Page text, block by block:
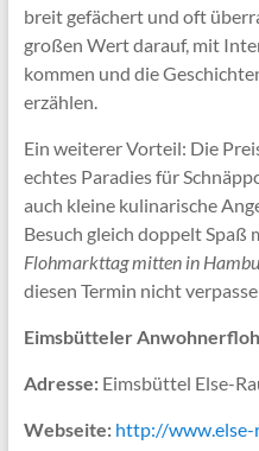
breit gefächert und oft
großen Wert darauf, mit
kommen und die
erzählen.
Ein weiterer Vorteil: Die
echtes Paradies für
auch kleine kulinarische
Besuch gleich doppelt Spaß
Flohmarkttag mitten in
diesen Termin nicht
Eimsbütteler
Adresse:Eimsbüttel Else-
Webseite: http://www.else-